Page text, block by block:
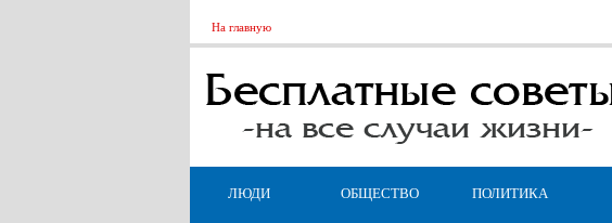
На главную
ЛЮДИ ОБЩЕСТВО ПОЛИТИКА